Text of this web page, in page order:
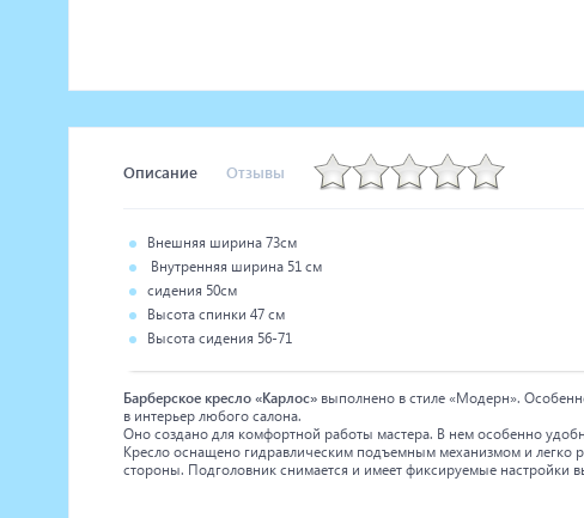
Мебель для холла
Описание Отзывы
Внешняя ширина 73см
Внутренняя ширина 51 см
сидения 50см
Высота спинки 47 см
Высота сидения 56-71
Барберское кресло «Карлос» выполнено в стиле «Модерн».
в интерьер любого салона.
Оно создано для комфортной работы мастера. В нем особенно
Кресло оснащено гидравлическим подъемным механизмом и легко
стороны. Подголовник снимается и имеет фиксируемые настройки